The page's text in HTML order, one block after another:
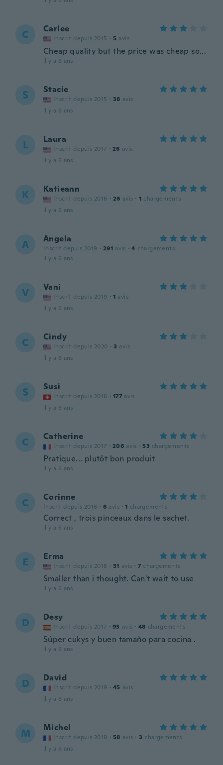
C Carlee
Inscrit depuis 2015 · 5 avis
Cheap quality but the price was cheap so...
il y a 6 ans
S Stacie
Inscrit depuis 2015 · 38 avis
il y a 6 ans
L Laura
Inscrit depuis 2017 · 26 avis
il y a 6 ans
K Katieann
Inscrit depuis 2016 · 26 avis · 1 chargements
il y a 6 ans
A Angela
Inscrit depuis 2019 · 291 avis · 4 chargements
il y a 6 ans
V Vani
Inscrit depuis 2019 · 1 avis
il y a 6 ans
C Cindy
Inscrit depuis 2020 · 3 avis
il y a 6 ans
S Susi
Inscrit depuis 2016 · 177 avis
il y a 6 ans
C Catherine
Inscrit depuis 2017 · 206 avis · 53 chargements
Pratique... plutôt bon produit
il y a 6 ans
C Corinne
Inscrit depuis 2016 · 6 avis · 1 chargements
Correct , trois pinceaux dans le sachet.
il y a 6 ans
E Erma
Inscrit depuis 2018 · 31 avis · 7 chargements
Smaller than i thought. Can't wait to use
il y a 6 ans
D Desy
Inscrit depuis 2017 · 93 avis · 48 chargements
Súper cukys y buen tamaño para cocina .
il y a 6 ans
D David
Inscrit depuis 2019 · 45 avis
il y a 6 ans
M Michel
Inscrit depuis 2019 · 58 avis · 3 chargements
il y a 6 ans